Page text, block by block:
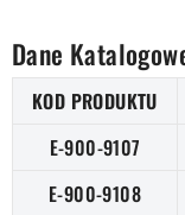
Dane
KOD PRODUKTU
E-900-9107
E-900-9108